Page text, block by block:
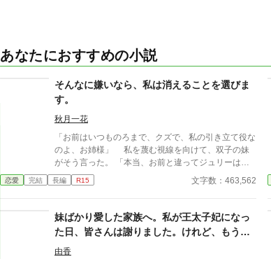
あなたにおすすめの小説
そんなに嫌いなら、私は消えることを選びま
す。
秋月一花
「お前はいつものろまで、クズで、私の引き立て役な
のよ、お姉様」 私を蔑む視線を向けて、双子の妹
がそう言った。 「本当、お前と違ってジュリーは賢
くて、裁縫も刺繍も天才的だよ」 愛しそうな表情
を浮かべて、妹を抱きしめるお父様。 「――あなた
お母様。 ……そんなに私のことが嫌いなら、消え
ることを選びます。 消えた先で、私は『愛』を
知ることが出来た。
恋愛 完結 長編 R15 文字数：463,562
妹ばかり愛した家族へ。私が王太子妃になっ
た日、皆さんは謝りました。けれど、もう遅
いのです
由香